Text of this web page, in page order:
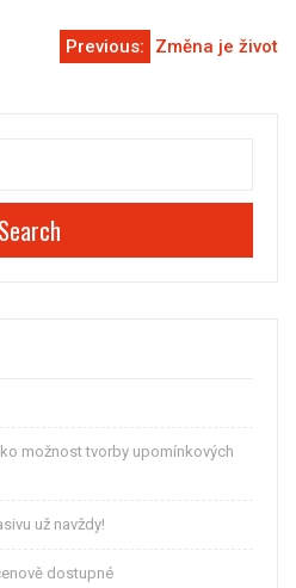
Previous: Změna je život
Search
možnost tvorby upomínkových
už navždy!
dostupné